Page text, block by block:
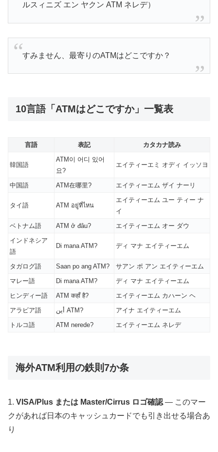
ルスィニズ エン ヤクン ATM ネレデ）
すみません、最寄りのATMはどこですか？
10言語「ATMはどこですか」一覧表
言語 表記 カタカナ読み
韓国語
ATM이 어디 있어
요?
エイティーエミ オディ イッソヨ
中国語 ATM在哪里? エイティーエム ザイ ナーリ
タイ語 ATM อยู่ที่ไหน
エイティーエム ユー ティー ナ
イ
ベトナム語
ATM ở đâu?
エイティーエム オー ダウ
インドネシア
語
Di mana ATM? ディ マナ エイティーエム
タガログ語 Saan po ang ATM?
サアン ポ アン エイティーエム
マレー語
Di mana ATM?
ディ マナ エイティーエム
ヒンディー語
ATM कहाँ है?
エイティーエム カハーン ヘ
アラビア語
أين ATM?
アイナ エイティーエム
トルコ語
ATM nerede? エイティーエム ネレデ
海外ATM利用の鉄則7か条
1. VISA/Plus または Master/Cirrus ロゴ確認 — このマー
クがあれば日本のキャッシュカードでも引き出せる場合あ
り